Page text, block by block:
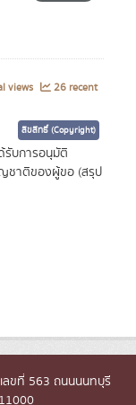
views
26 recent
ลิขสิทธิ์ (Copyright)
รับการอนุมัติ
ชาติของผู้ขอ (สรุป
ขที่ 563 ถนนนนทบุรี